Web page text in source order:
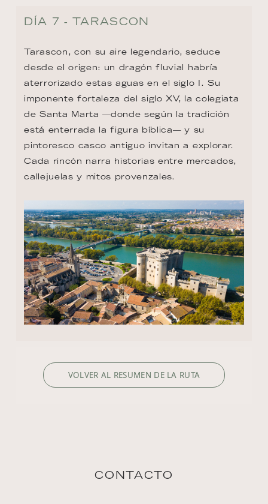
DÍA 7 - TARASCON
Tarascon, con su aire legendario, seduce
desde el origen: un dragón fluvial habría
aterrorizado estas aguas en el siglo I. Su
imponente fortaleza del siglo XV, la colegiata
de Santa Marta —donde según la tradición
está enterrada la figura bíblica— y su
pintoresco casco antiguo invitan a explorar.
Cada rincón narra historias entre mercados,
callejuelas y mitos provenzales.
VOLVER AL RESUMEN DE LA RUTA
CONTACTO